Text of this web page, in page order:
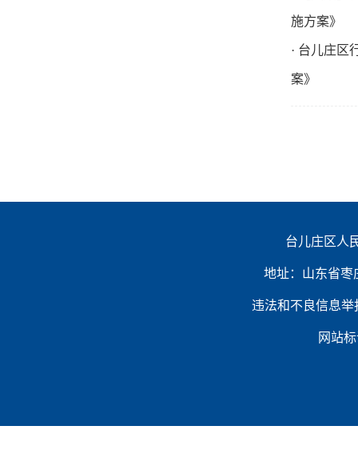
施方案》
· 台儿庄区
案》
台儿庄区人
地址：山东省枣
违法和不良信息举
网站